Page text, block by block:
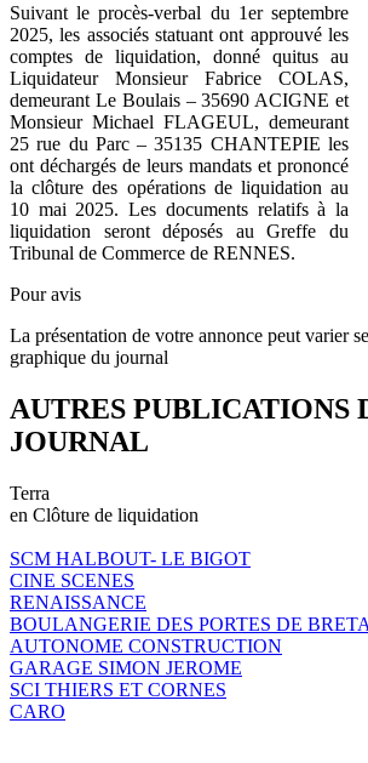
Suivant le procès-verbal du 1er septembre
2025, les associés statuant ont approuvé les
comptes de liquidation, donné quitus au
Liquidateur Monsieur Fabrice COLAS,
demeurant Le Boulais – 35690 ACIGNE et
Monsieur Michael FLAGEUL, demeurant
25 rue du Parc – 35135 CHANTEPIE les
ont déchargés de leurs mandats et prononcé
la clôture des opérations de liquidation au
10 mai 2025. Les documents relatifs à la
liquidation seront déposés au Greffe du
Tribunal de Commerce de RENNES.
Pour avis
La présentation de votre annonce peut varier
graphique du journal
AUTRES PUBLICATIONS
JOURNAL
Terra
en Clôture de liquidation
SCM HALBOUT- LE BIGOT
CINE SCENES
RENAISSANCE
BOULANGERIE DES PORTES DE
AUTONOME CONSTRUCTION
GARAGE SIMON JEROME
SCI THIERS ET CORNES
CARO